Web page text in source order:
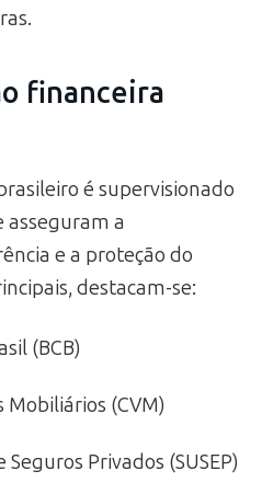
financeira
é supervisionado
asseguram a
e a proteção do
destacam-se:
(BCB)
Mobiliários (CVM)
Privados (SUSEP)